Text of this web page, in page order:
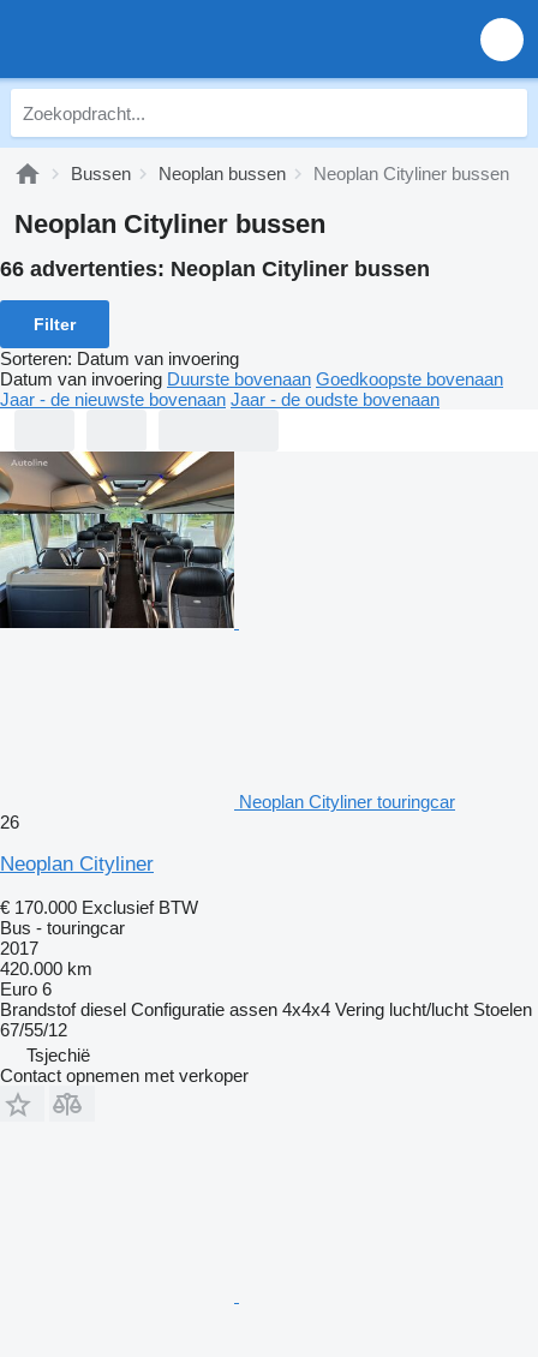
Bussen Neoplan bussen Neoplan Cityliner bussen
Neoplan Cityliner bussen
66 advertenties: Neoplan Cityliner bussen
Filter
Sorteren: Datum van invoering
Datum van invoering Duurste bovenaan Goedkoopste bovenaan
Jaar - de nieuwste bovenaan Jaar - de oudste bovenaan
Neoplan Cityliner touringcar
26
Neoplan Cityliner
€ 170.000 Exclusief BTW
Bus - touringcar
2017
420.000 km
Euro 6
Brandstof diesel Configuratie assen 4x4x4 Vering lucht/lucht Stoelen
67/55/12
Tsjechië
Contact opnemen met verkoper